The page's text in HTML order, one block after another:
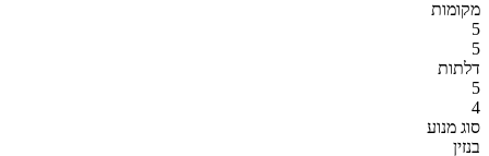
מקומות
5
5
דלתות
5
4
סוג מנוע
בנזין